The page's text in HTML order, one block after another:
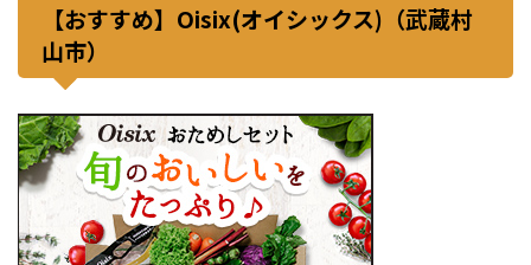
【おすすめ】Oisix(オイシックス)（武蔵村
山市）